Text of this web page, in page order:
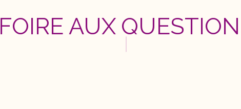
FOIRE AUX